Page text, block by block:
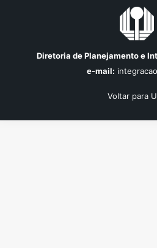
Diretoria de Planejamento e
e-mail:
Voltar para